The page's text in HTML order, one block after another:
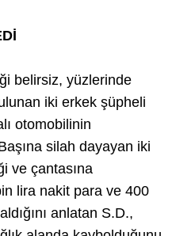
belirsiz, yüzlerinde
iki erkek şüpheli
otomobilinin
silah dayayan iki
ve çantasına
lira nakit para ve 400
anlatan S.D.,